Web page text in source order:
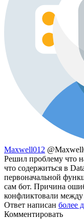
Maxwell012
Решил проблему что
что содержиться в
первоначальной
сам бот. Причина
конфликтовали между
Ответ написан более
Комментировать